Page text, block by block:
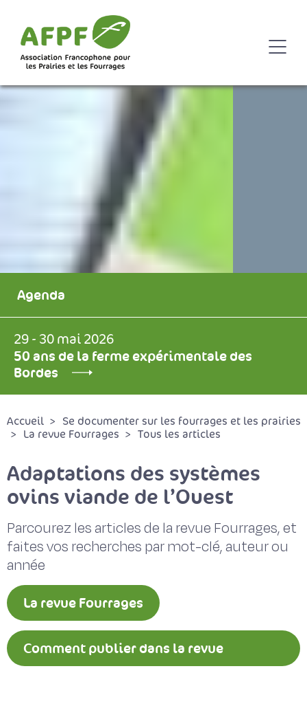
Agenda
29 - 30 mai 2026
50 ans de la ferme expérimentale des
Bordes
Accueil
Se documenter sur les fourrages et les prairies
La revue Fourrages
Tous les articles
Adaptations des systèmes
ovins viande de l’Ouest
Parcourez les articles de la revue Fourrages, et
faites vos recherches par mot-clé, auteur ou
année
La revue Fourrages
Comment publier dans la revue